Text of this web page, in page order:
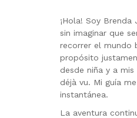
¡Hola! Soy
sin imaginar que
recorrer el mundo
propósito
desde niña y a
déjà vu. Mi guía
instantánea.
La aventura